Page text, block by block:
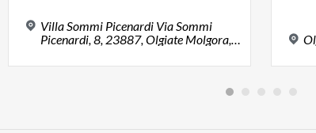
Villa Sommi Picenardi Via Sommi
Picenardi, 8, 23887, Olgiate Molgora, LC